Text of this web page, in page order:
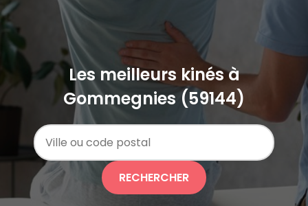
Les meilleurs kinés à
Gommegnies (59144)
RECHERCHER